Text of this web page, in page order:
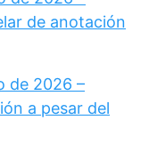
de anotación
de 2026 –
a pesar del